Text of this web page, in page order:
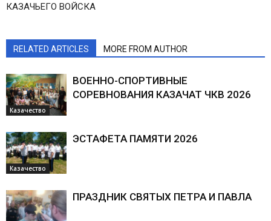
КАЗАЧЬЕГО ВОЙСКА
RELATED ARTICLES MORE FROM AUTHOR
Казачество
ВОЕННО-СПОРТИВНЫЕ
СОРЕВНОВАНИЯ КАЗАЧАТ ЧКВ 2026
Казачество
ЭСТАФЕТА ПАМЯТИ 2026
ПРАЗДНИК СВЯТЫХ ПЕТРА И ПАВЛА